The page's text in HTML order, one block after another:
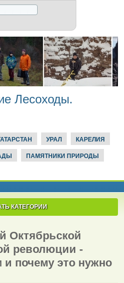
Лесоходы.
УРАЛ КАРЕЛИЯ
ПАМЯТНИКИ ПРИРОДЫ
КАТЕГОРИИ
Октябрьской
революции -
и почему это нужно